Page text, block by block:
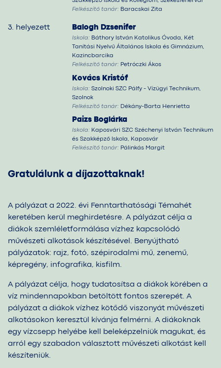
Felkészítő tanár: Baracskai Zita
3. helyezett Balogh Dzsenifer
Iskola: Báthory István Katolikus Óvoda, Két
Tanítási Nyelvű Általános Iskola és Gimnázium,
Kazincbarcika
Felkészítő tanár: Petróczki Ákos
Kovács Kristóf
Iskola: Szolnoki SZC Pálfy - Vízügyi Technikum,
Szolnok
Felkészítő tanár: Dékány-Barta Henrietta
Paizs Boglárka
Iskola: Kaposvári SZC Széchenyi István Technikum
és Szakképző Iskola, Kaposvár
Felkészítő tanár: Pálinkás Margit
Gratulálunk a díjazottaknak!
A pályázat a 2022. évi Fenntarthatósági Témahét
keretében kerül meghirdetésre. A pályázat célja a
diákok szemléletformálása vízhez kapcsolódó
művészeti alkotások készítésével. Benyújtható
pályázatok: rajz, fotó, szépirodalmi mű, zenemű,
képregény, infografika, kisfilm.
A pályázat célja, hogy tudatosítsa a diákok körében a
víz mindennapokban betöltött fontos szerepét. A
pályázat a diákok vízhez kötődő viszonyát művészeti
alkotásokon keresztül kívánja felmérni. A diákoknak
egy vízcsepp helyébe kell beleképzelniük magukat, és
arról egy szabadon választott művészeti alkotást kell
készíteniük.